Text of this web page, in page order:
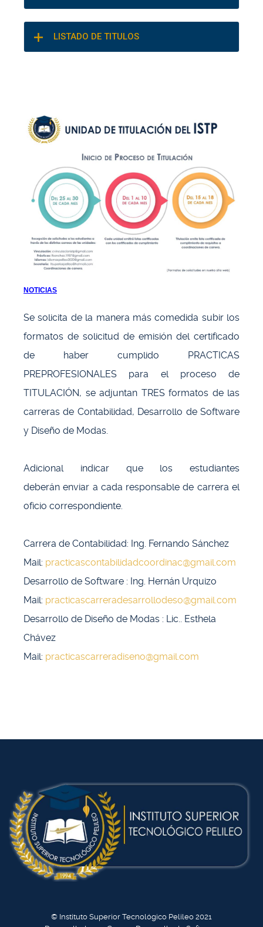
LISTADO DE TITULOS
NOTICIAS
Se solicita de la manera más comedida subir los
formatos de solicitud de emisión del certificado
de haber cumplido PRACTICAS
PREPROFESIONALES para el proceso de
TITULACIÓN, se adjuntan TRES formatos de las
carreras de Contabilidad, Desarrollo de Software
y Diseño de Modas.
Adicional indicar que los estudiantes
deberán enviar a cada responsable de carrera el
oficio correspondiente.
Carrera de Contabilidad: Ing. Fernando Sánchez
Mail: practicascontabilidadcoordinac@gmail.com
Desarrollo de Software : Ing. Hernán Urquizo
Mail: practicascarreradesarrollodeso@gmail.com
Desarrollo de Diseño de Modas : Lic.. Esthela
Chávez
Mail: practicascarreradiseno@gmail.com
© Instituto Superior Tecnológico Pelileo 2021